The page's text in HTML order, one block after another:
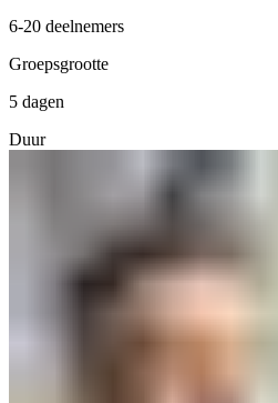
6-20 deelnemers
Groepsgrootte
5 dagen
Duur